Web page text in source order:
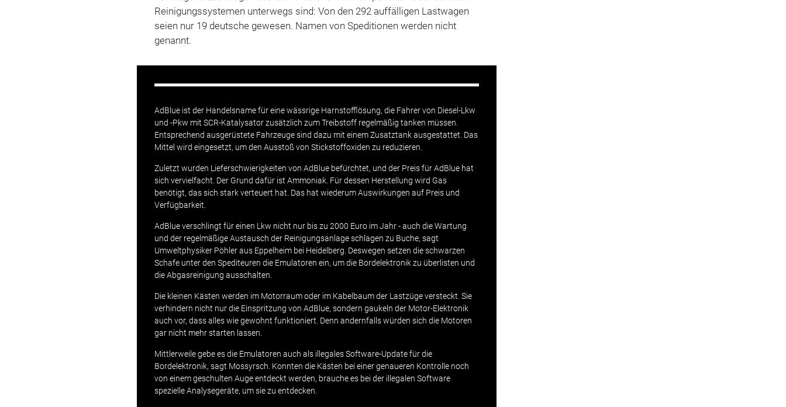
Reinigungssystemen unterwegs sind: Von den 292 auffälligen Lastwagen
seien nur 19 deutsche gewesen. Namen von Speditionen werden nicht
genannt.
AdBlue ist der Handelsname für eine wässrige Harnstofflösung, die Fahrer von Diesel-Lkw
und -Pkw mit SCR-Katalysator zusätzlich zum Treibstoff regelmäßig tanken müssen.
Entsprechend ausgerüstete Fahrzeuge sind dazu mit einem Zusatztank ausgestattet. Das
Mittel wird eingesetzt, um den Ausstoß von Stickstoffoxiden zu reduzieren.
Zuletzt wurden Lieferschwierigkeiten von AdBlue befürchtet, und der Preis für AdBlue hat
sich vervielfacht. Der Grund dafür ist Ammoniak. Für dessen Herstellung wird Gas
benötigt, das sich stark verteuert hat. Das hat wiederum Auswirkungen auf Preis und
Verfügbarkeit.
AdBlue verschlingt für einen Lkw nicht nur bis zu 2000 Euro im Jahr - auch die Wartung
und der regelmäßige Austausch der Reinigungsanlage schlagen zu Buche, sagt
Umweltphysiker Pöhler aus Eppelheim bei Heidelberg. Deswegen setzen die schwarzen
Schafe unter den Spediteuren die Emulatoren ein, um die Bordelektronik zu überlisten und
die Abgasreinigung ausschalten.
Die kleinen Kästen werden im Motorraum oder im Kabelbaum der Lastzüge versteckt. Sie
verhindern nicht nur die Einspritzung von AdBlue, sondern gaukeln der Motor-Elektronik
auch vor, dass alles wie gewohnt funktioniert. Denn andernfalls würden sich die Motoren
gar nicht mehr starten lassen.
Mittlerweile gebe es die Emulatoren auch als illegales Software-Update für die
Bordelektronik, sagt Mossyrsch. Konnten die Kästen bei einer genaueren Kontrolle noch
von einem geschulten Auge entdeckt werden, brauche es bei der illegalen Software
spezielle Analysegeräte, um sie zu entdecken.